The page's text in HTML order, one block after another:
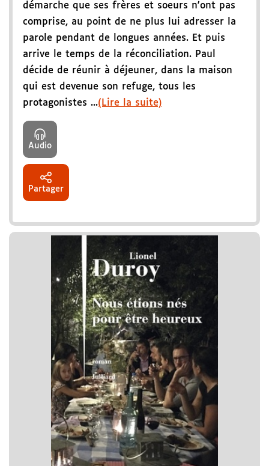
démarche que ses frères et soeurs n'ont pas
comprise, au point de ne plus lui adresser la
parole pendant de longues années. Et puis
arrive le temps de la réconciliation. Paul
décide de réunir à déjeuner, dans la maison
qui est devenue son refuge, tous les
protagonistes ...(Lire la suite)
Audio
Partager